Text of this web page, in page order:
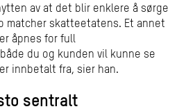
av at det blir enklere å sørge
matcher skatteetatens. Et annet
åpnes for full
du og kunden vil kunne se
innbetalt fra, sier han.
sentralt